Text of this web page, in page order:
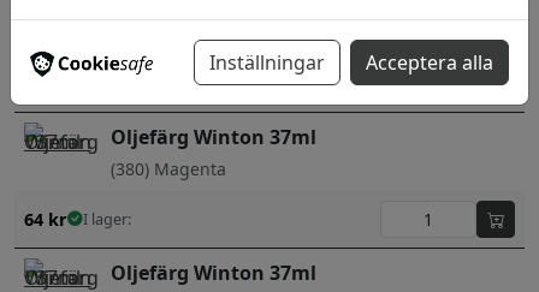
64
Oljefärg Winton 37ml
(380) Magenta
64 kr I lager:
Oljefärg Winton 37ml
Inställningar Acceptera alla